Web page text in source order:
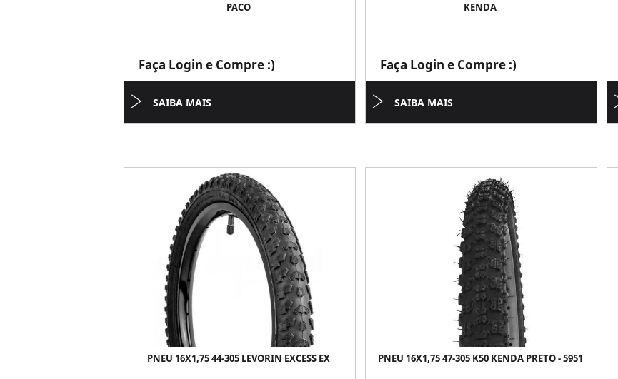
PACO
Faça Login e Compre :)
SAIBA MAIS
KENDA
Faça Login e Compre :)
SAIBA MAIS
PNEU 16X1,75 44-305 LEVORIN EXCESS EX PNEU 16X1,75 47-305 K50 KENDA PRETO - 5951